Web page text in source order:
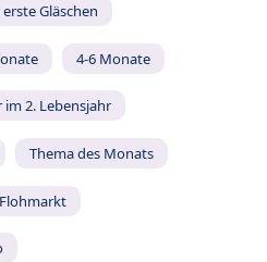
erste Gläschen
4-6 Monate
im 2. Lebensjahr
Thema des Monats
Flohmarkt